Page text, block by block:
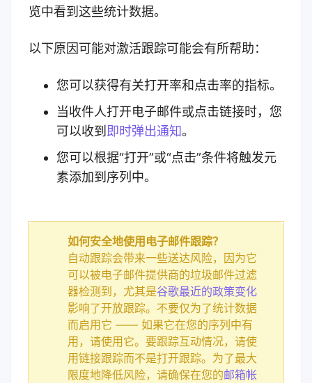
览中看到这些统计数据。
以下原因可能对激活跟踪可能会有所帮助：
您可以获得有关打开率和点击率的指标。
当收件人打开电子邮件或点击链接时，您
可以收到 即时弹出通知。
您可以根据“打开”或“点击”条件将触发元
素添加到序列中。
如何安全地使用电子邮件跟踪？
自动跟踪会带来一些送达风险，因为它
可以被电子邮件提供商的垃圾邮件过滤
器检测到，尤其是谷歌最近的政策变化
影响了开放跟踪。 不要仅为了统计数据
而启用它 —— 如果它在您的序列中有
用，请使用它。要跟踪互动情况，请使
用链接跟踪而不是打开跟踪。为了最大
限度地降低风险，请确保在您的邮箱帐